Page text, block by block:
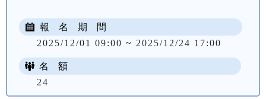
報 名 期 間
2025/12/01 09:00 ~ 2025/12/24 17:00
名 額
24